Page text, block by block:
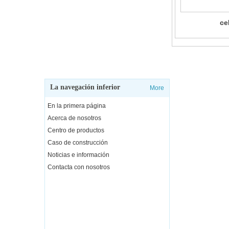
La navegación inferior More
En la primera página
Acerca de nosotros
Centro de productos
Caso de construcción
Noticias e información
Contacta con nosotros